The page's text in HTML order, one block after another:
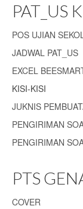
PAT_US
POS UJIAN
JADWAL PAT_US
EXCEL
KISI-KISI
JUKNIS
PENGIRIMAN
PENGIRIMAN
PTS
COVER